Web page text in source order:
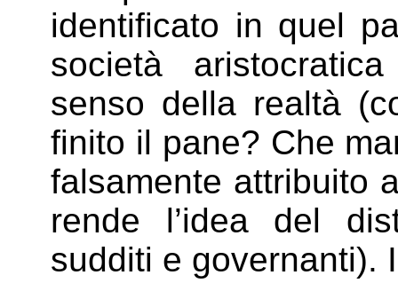
identificato in quel
società
senso della realtà
finito il pane? Che
falsamente attribuito
rende l’idea del
sudditi e governanti).